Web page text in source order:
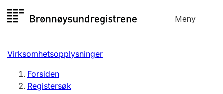
til
Meny
Registersøk
Aksjeselskap
Virksomhetsopplysninger
Forsiden
Registersøk